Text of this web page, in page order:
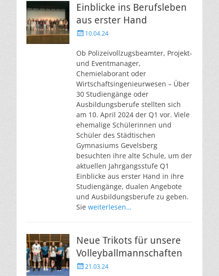
Einblicke ins Berufsleben
aus erster Hand
Veröffentlicht
10.04.24
Ob Polizeivollzugsbeamter, Projekt-
und Eventmanager,
Chemielaborant oder
Wirtschaftsingenieurwesen – Über
30 Studiengänge oder
Ausbildungsberufe stellten sich
am 10. April 2024 der Q1 vor. Viele
ehemalige Schülerinnen und
Schüler des Städtischen
Gymnasiums Gevelsberg
besuchten ihre alte Schule, um der
aktuellen Jahrgangsstufe Q1
Einblicke aus erster Hand in ihre
Studiengänge, dualen Angebote
und Ausbildungsberufe zu geben.
Sie weiterlesen…
Neue Trikots für unsere
Volleyballmannschaften
Veröffentlicht
21.03.24